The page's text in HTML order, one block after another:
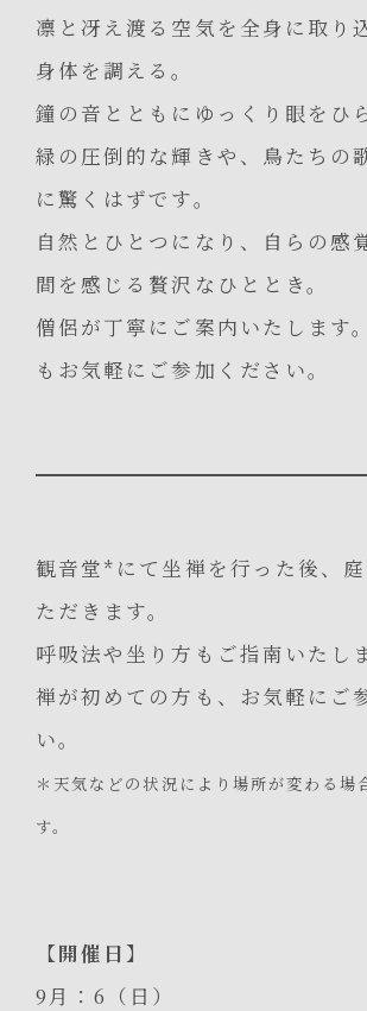
凛と冴え渡る空気を全身に取り
身体を調える。
鐘の音とともにゆっくり眼をひ
緑の圧倒的な輝きや、鳥たちの
に驚くはずです。
自然とひとつになり、自らの感
間を感じる贅沢なひととき。
僧侶が丁寧にご案内いたします
もお気軽にご参加ください。
観音堂*にて坐禅を行った後、
ただきます。
呼吸法や坐り方もご指南いたし
禅が初めての方も、お気軽にご
い。
＊天気などの状況により場所が変わる場
す。
【開催日】
9月：6（日）